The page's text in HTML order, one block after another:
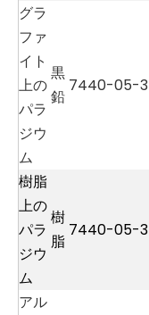
グラ
ファ
イト
上の
パラ
ジウ
ム
黒
鉛
7440-05-3
樹脂
上の
パラ
ジウ
ム
樹
脂
7440-05-3
アル